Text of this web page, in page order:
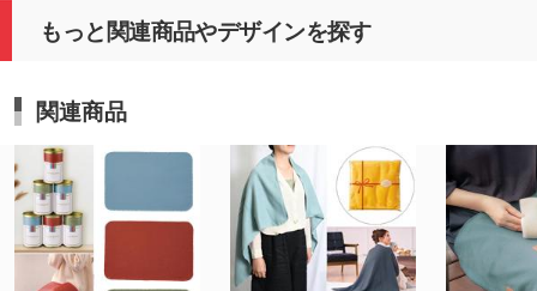
もっと関連商品やデザインを探す
関連商品